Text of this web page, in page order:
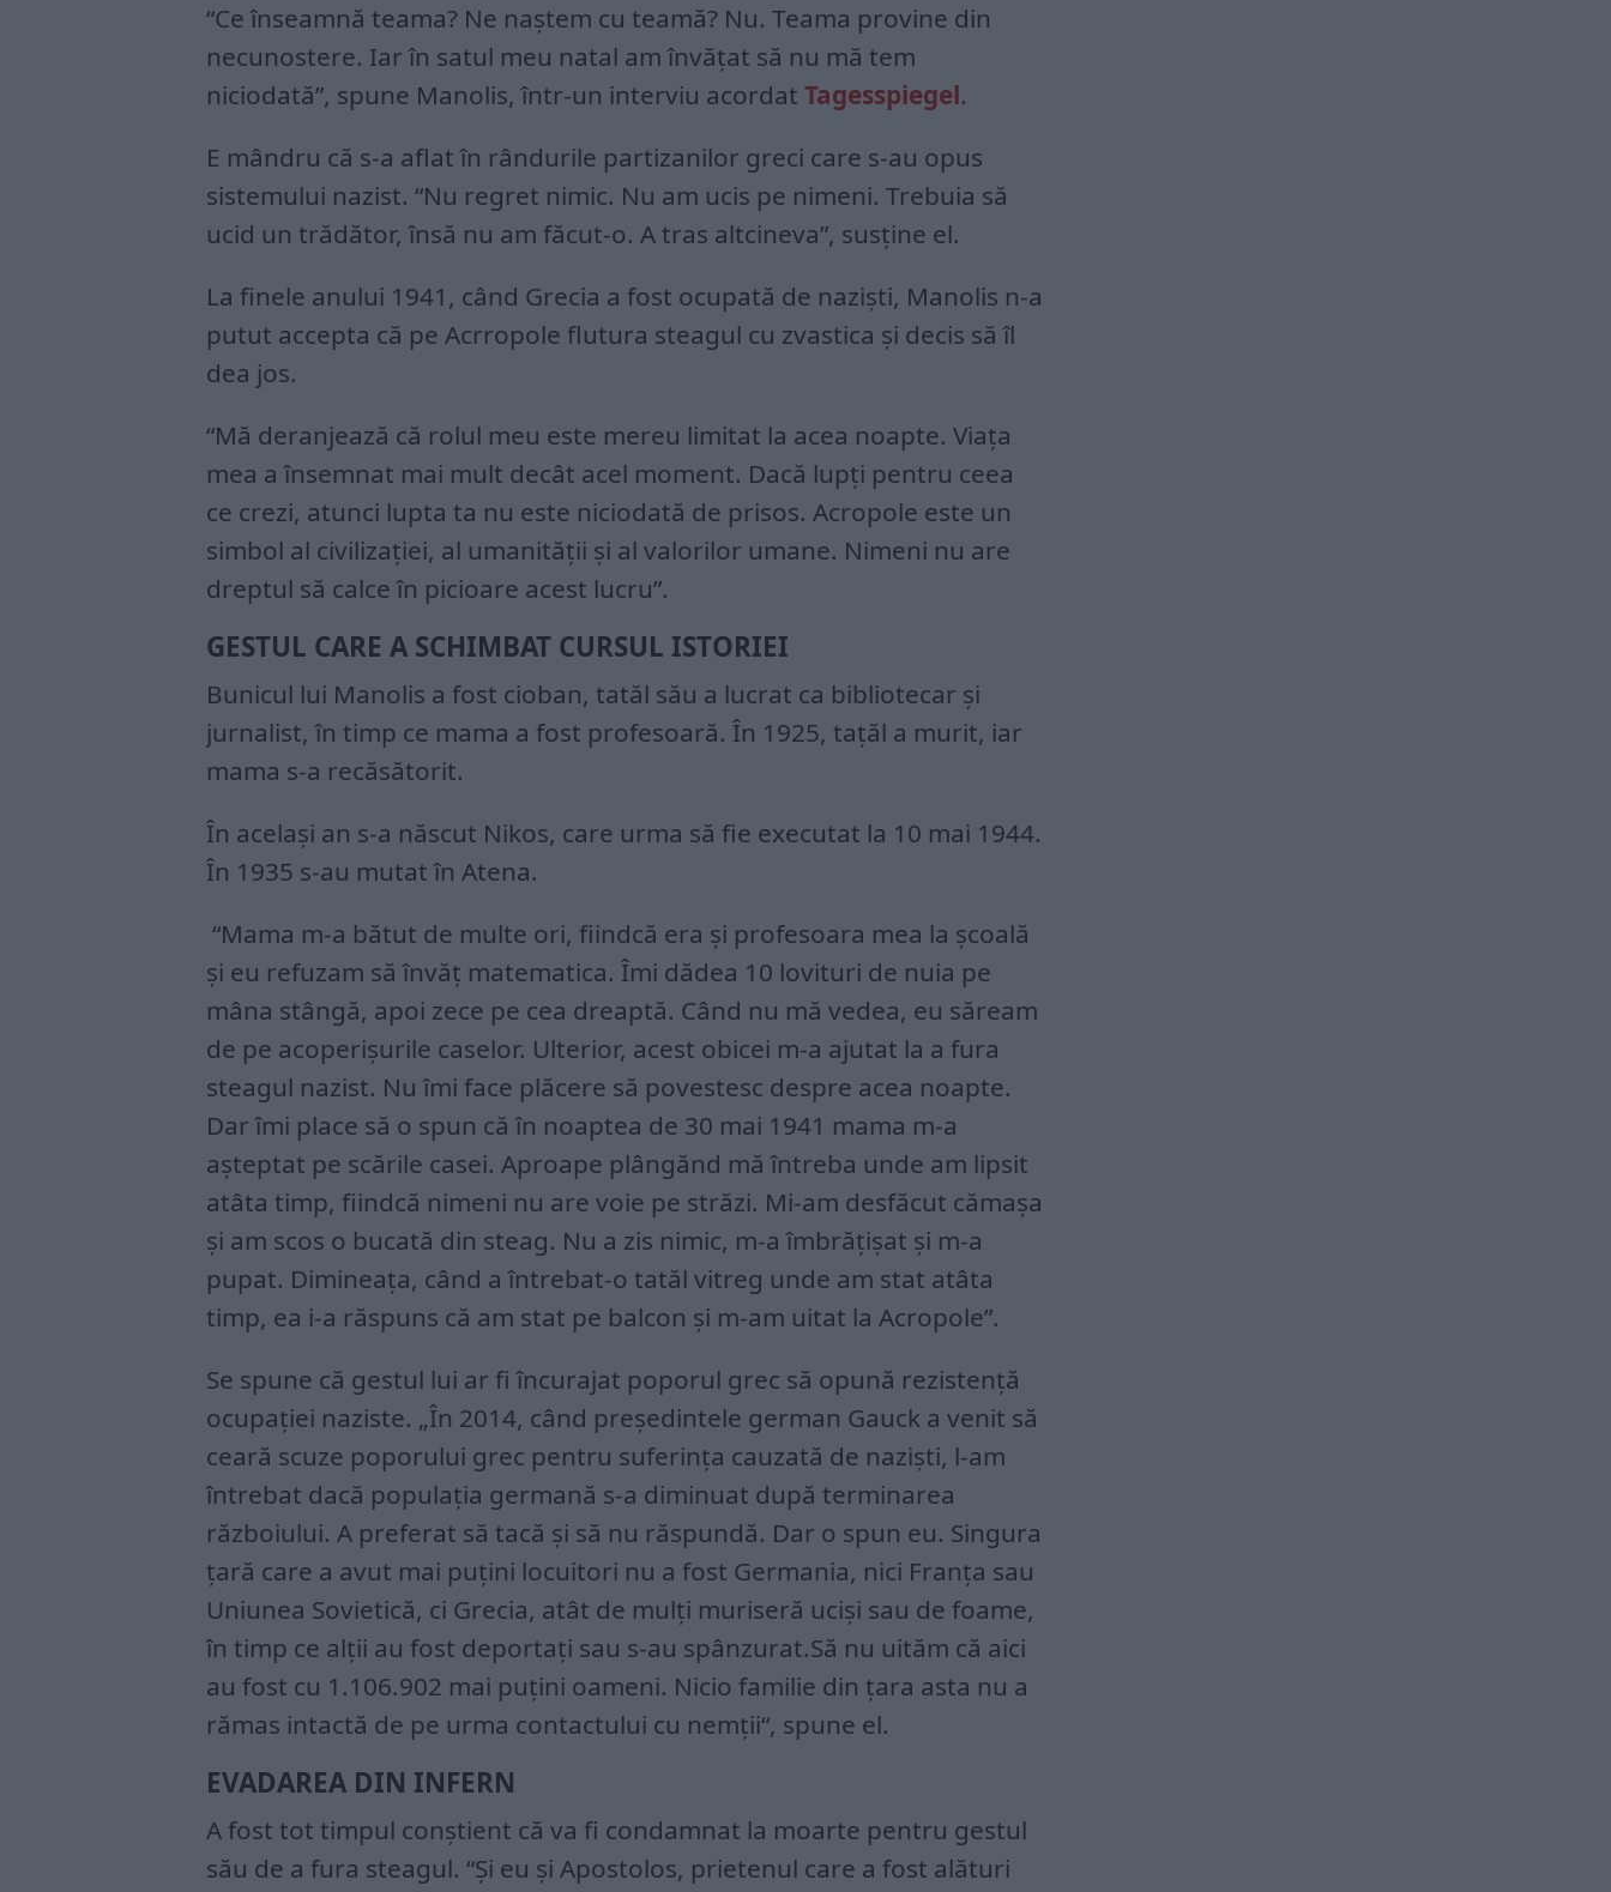
“Ce înseamnă teama? Ne naștem cu teamă? Nu. Teama provine din
necunostere. Iar în satul meu natal am învățat să nu mă tem
niciodată”, spune Manolis, într-un interviu acordat Tagesspiegel.
E mândru că s-a aflat în rândurile partizanilor greci care s-au opus
sistemului nazist. “Nu regret nimic. Nu am ucis pe nimeni. Trebuia să
ucid un trădător, însă nu am făcut-o. A tras altcineva”, susține el.
La finele anului 1941, când Grecia a fost ocupată de naziști, Manolis n-a
putut accepta că pe Acrropole flutura steagul cu zvastica și decis să îl
dea jos.
“Mă deranjează că rolul meu este mereu limitat la acea noapte. Viața
mea a însemnat mai mult decât acel moment. Dacă lupți pentru ceea
ce crezi, atunci lupta ta nu este niciodată de prisos. Acropole este un
simbol al civilizației, al umanității și al valorilor umane. Nimeni nu are
dreptul să calce în picioare acest lucru”.
GESTUL CARE A SCHIMBAT CURSUL ISTORIEI
Bunicul lui Manolis a fost cioban, tatăl său a lucrat ca bibliotecar și
jurnalist, în timp ce mama a fost profesoară. În 1925, tațăl a murit, iar
mama s-a recăsătorit.
În același an s-a născut Nikos, care urma să fie executat la 10 mai 1944.
În 1935 s-au mutat în Atena.
“Mama m-a bătut de multe ori, fiindcă era și profesoara mea la școală
și eu refuzam să învăț matematica. Îmi dădea 10 lovituri de nuia pe
mâna stângă, apoi zece pe cea dreaptă. Când nu mă vedea, eu săream
de pe acoperișurile caselor. Ulterior, acest obicei m-a ajutat la a fura
steagul nazist. Nu îmi face plăcere să povestesc despre acea noapte.
Dar îmi place să o spun că în noaptea de 30 mai 1941 mama m-a
așteptat pe scările casei. Aproape plângănd mă întreba unde am lipsit
atâta timp, fiindcă nimeni nu are voie pe străzi. Mi-am desfăcut cămașa
și am scos o bucată din steag. Nu a zis nimic, m-a îmbrățișat și m-a
pupat. Dimineața, când a întrebat-o tatăl vitreg unde am stat atâta
timp, ea i-a răspuns că am stat pe balcon și m-am uitat la Acropole”.
Se spune că gestul lui ar fi încurajat poporul grec să opună rezistență
ocupației naziste. „În 2014, când președintele german Gauck a venit să
ceară scuze poporului grec pentru suferința cauzată de naziști, l-am
întrebat dacă populația germană s-a diminuat după terminarea
războiului. A preferat să tacă și să nu răspundă. Dar o spun eu. Singura
țară care a avut mai puțini locuitori nu a fost Germania, nici Franța sau
Uniunea Sovietică, ci Grecia, atât de mulți muriseră uciși sau de foame,
în timp ce alții au fost deportați sau s-au spânzurat.Să nu uităm că aici
au fost cu 1.106.902 mai puțini oameni. Nicio familie din țara asta nu a
rămas intactă de pe urma contactului cu nemții“, spune el.
EVADAREA DIN INFERN
A fost tot timpul conștient că va fi condamnat la moarte pentru gestul
său de a fura steagul. “Și eu și Apostolos, prietenul care a fost alături